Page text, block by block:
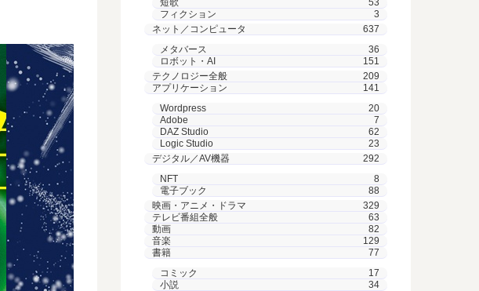
短歌
53
フィクション
3
ネット／コンピュータ
637
メタバース
36
ロボット・AI
151
テクノロジー全般
209
アプリケーション
141
Wordpress
20
Adobe
7
DAZ Studio
62
Logic Studio
23
デジタル／AV機器
292
NFT
8
電子ブック
88
映画・アニメ・ドラマ
329
テレビ番組全般
63
動画
82
音楽
129
書籍
77
コミック
17
小説
34